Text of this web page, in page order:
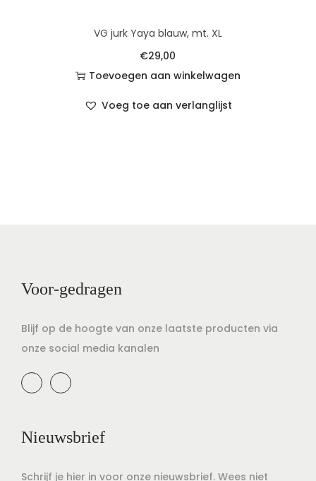
VG jurk Yaya blauw, mt. XL
€29,00
Toevoegen aan winkelwagen
Voeg toe aan verlanglijst
Voor-gedragen
Blijf op de hoogte van onze laatste producten via
onze social media kanalen
Nieuwsbrief
Schrijf je hier in voor onze nieuwsbrief. Wees niet